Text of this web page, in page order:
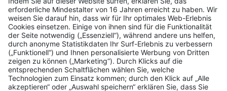
Impressum
Datenschutz
AGB
Cookie-Einstellungen
Service
Über uns